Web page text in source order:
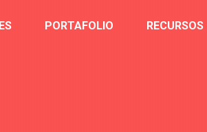
PORTAFOLIO RECURSOS